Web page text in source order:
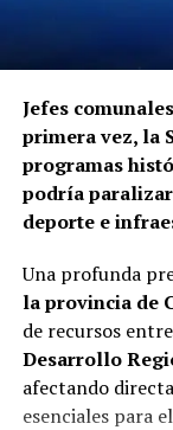
Jefes
primera vez, la
programas
podría
deporte e
Una profunda
la provincia de
de recursos
Desarrollo
afectando
esenciales para